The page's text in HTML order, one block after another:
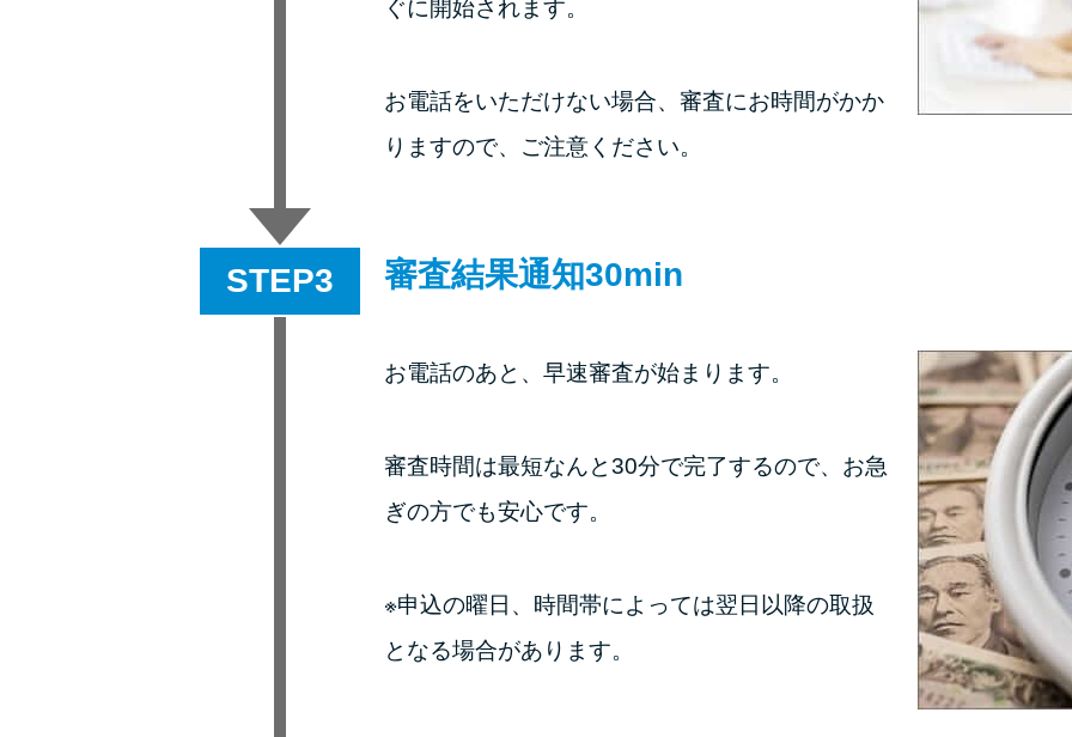
ぐに開始されます。
お電話をいただけない場合、審査にお時間がかか
りますので、ご注意ください。
STEP 審査結果通知30min
お電話のあと、早速審査が始まります。
審査時間は最短なんと30分で完了するので、お急
ぎの方でも安心です。
※申込の曜日、時間帯によっては翌日以降の取扱
となる場合があります。